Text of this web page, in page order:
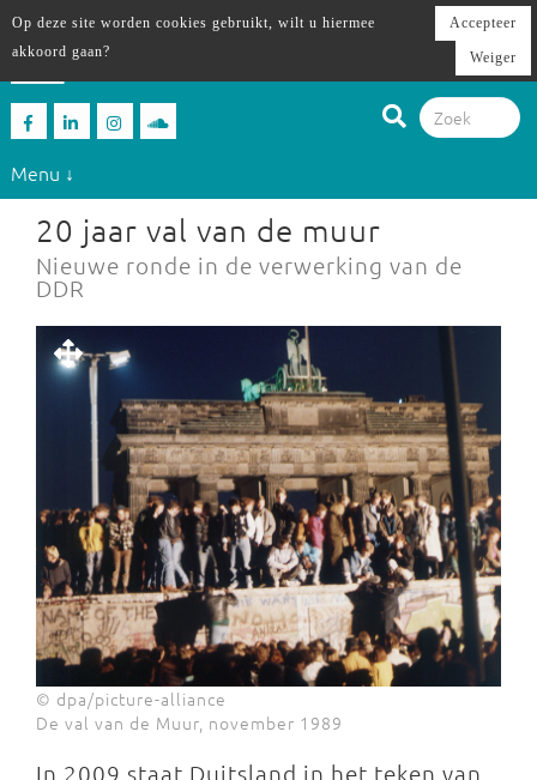
Menu ↓
20 jaar val van de muur
Nieuwe ronde in de verwerking van de
DDR
© dpa/picture-alliance
De val van de Muur, november 1989
In 2009 staat Duitsland in het teken van
Op deze site worden cookies gebruikt, wilt u hiermee
akkoord gaan?
Accepteer
Weiger